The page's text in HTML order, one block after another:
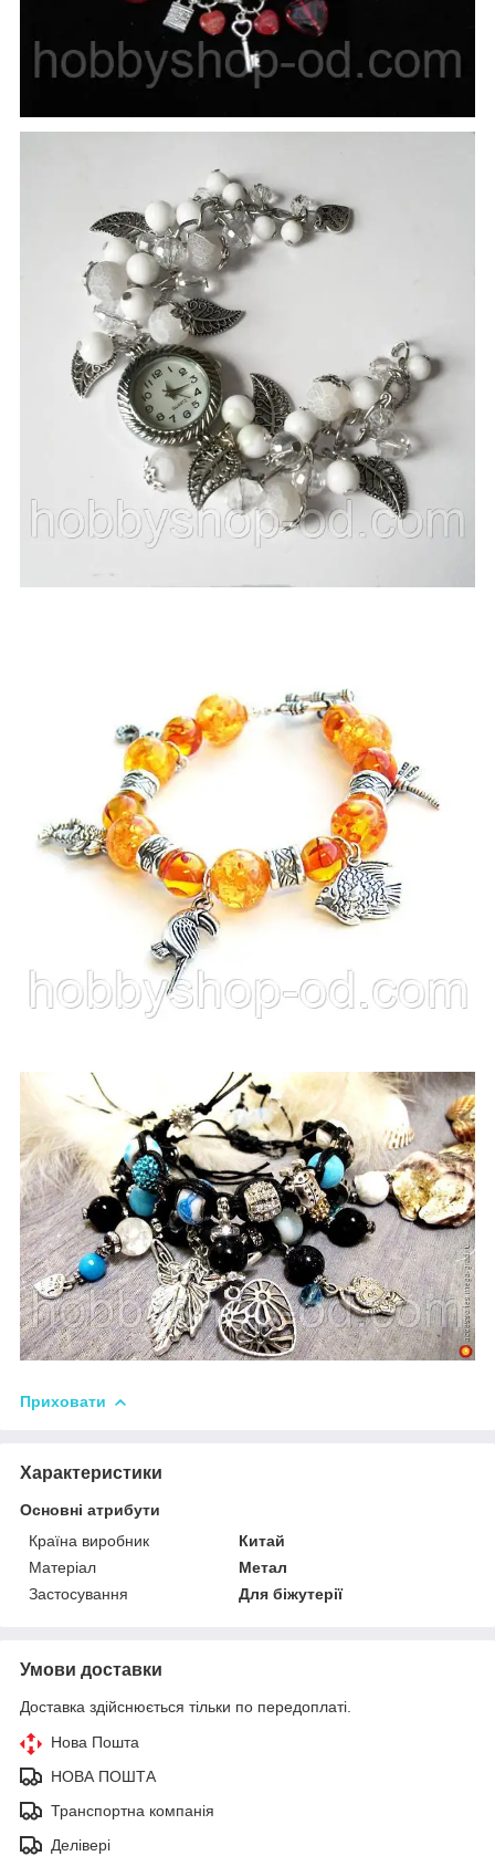
Приховати
Характеристики
Основні атрибути
Країна виробник
Китай
Матеріал
Метал
Застосування
Для біжутерії
Умови доставки
Доставка здійснюється тільки по передоплаті.
Нова Пошта
НОВА ПОШТА
Транспортна компанія
Делівері